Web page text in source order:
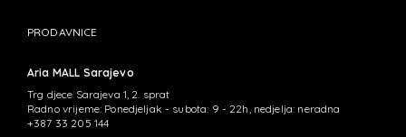
PRODAVNICE
Aria MALL Sarajevo
Trg djece Sarajeva 1, 2. sprat
Radno vrijeme: Ponedjeljak - subota: 9 - 22h, nedjelja: neradna
+387 33 205 144